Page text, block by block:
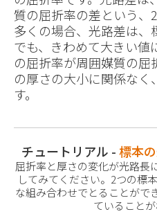
質の屈折率の差という、
多くの場合、光路差は
でも、きわめて大きい値
の屈折率が周囲媒質の
の厚さの大小に関係なく
す。
チュートリアル -標本
屈折率と厚さの変化が光路長
してみてください。2つの標
な組み合わせでとることがで
ていることが